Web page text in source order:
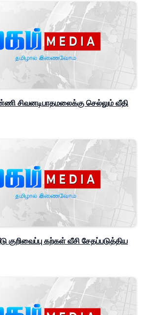
சிவனடிபாதமலைக்கு செல்லும் வீதி
கற்கள் வீசி சேதப்படுத்திய